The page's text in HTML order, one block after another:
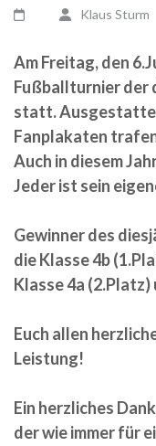
Klaus Sturm
Am Freitag, den
Fußballturnier der
statt.
Fanplakaten
Auch in diesem
Jeder ist sein
Gewinner des
die Klasse 4b
Klasse 4a
Euch allen
Leistung!
Ein herzliches
der wie immer für